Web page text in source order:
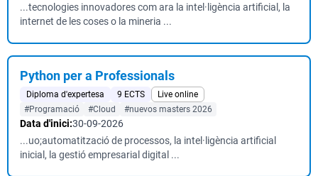
...tecnologies innovadores com ara la intel·ligència artificial, la
internet de les coses o la mineria ...
Python per a Professionals
Diploma d'expertesa 9 ECTS
Live online
#Programació
#Cloud #nuevos masters 2026
Data d'inici:30-09-2026
...uo;automatització de processos, la intel·ligència artificial
inicial, la gestió empresarial digital ...